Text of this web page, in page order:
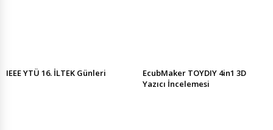
IEEE YTÜ 16. İLTEK Günleri
EcubMaker TOYDIY 4in1 3D
Yazıcı İncelemesi